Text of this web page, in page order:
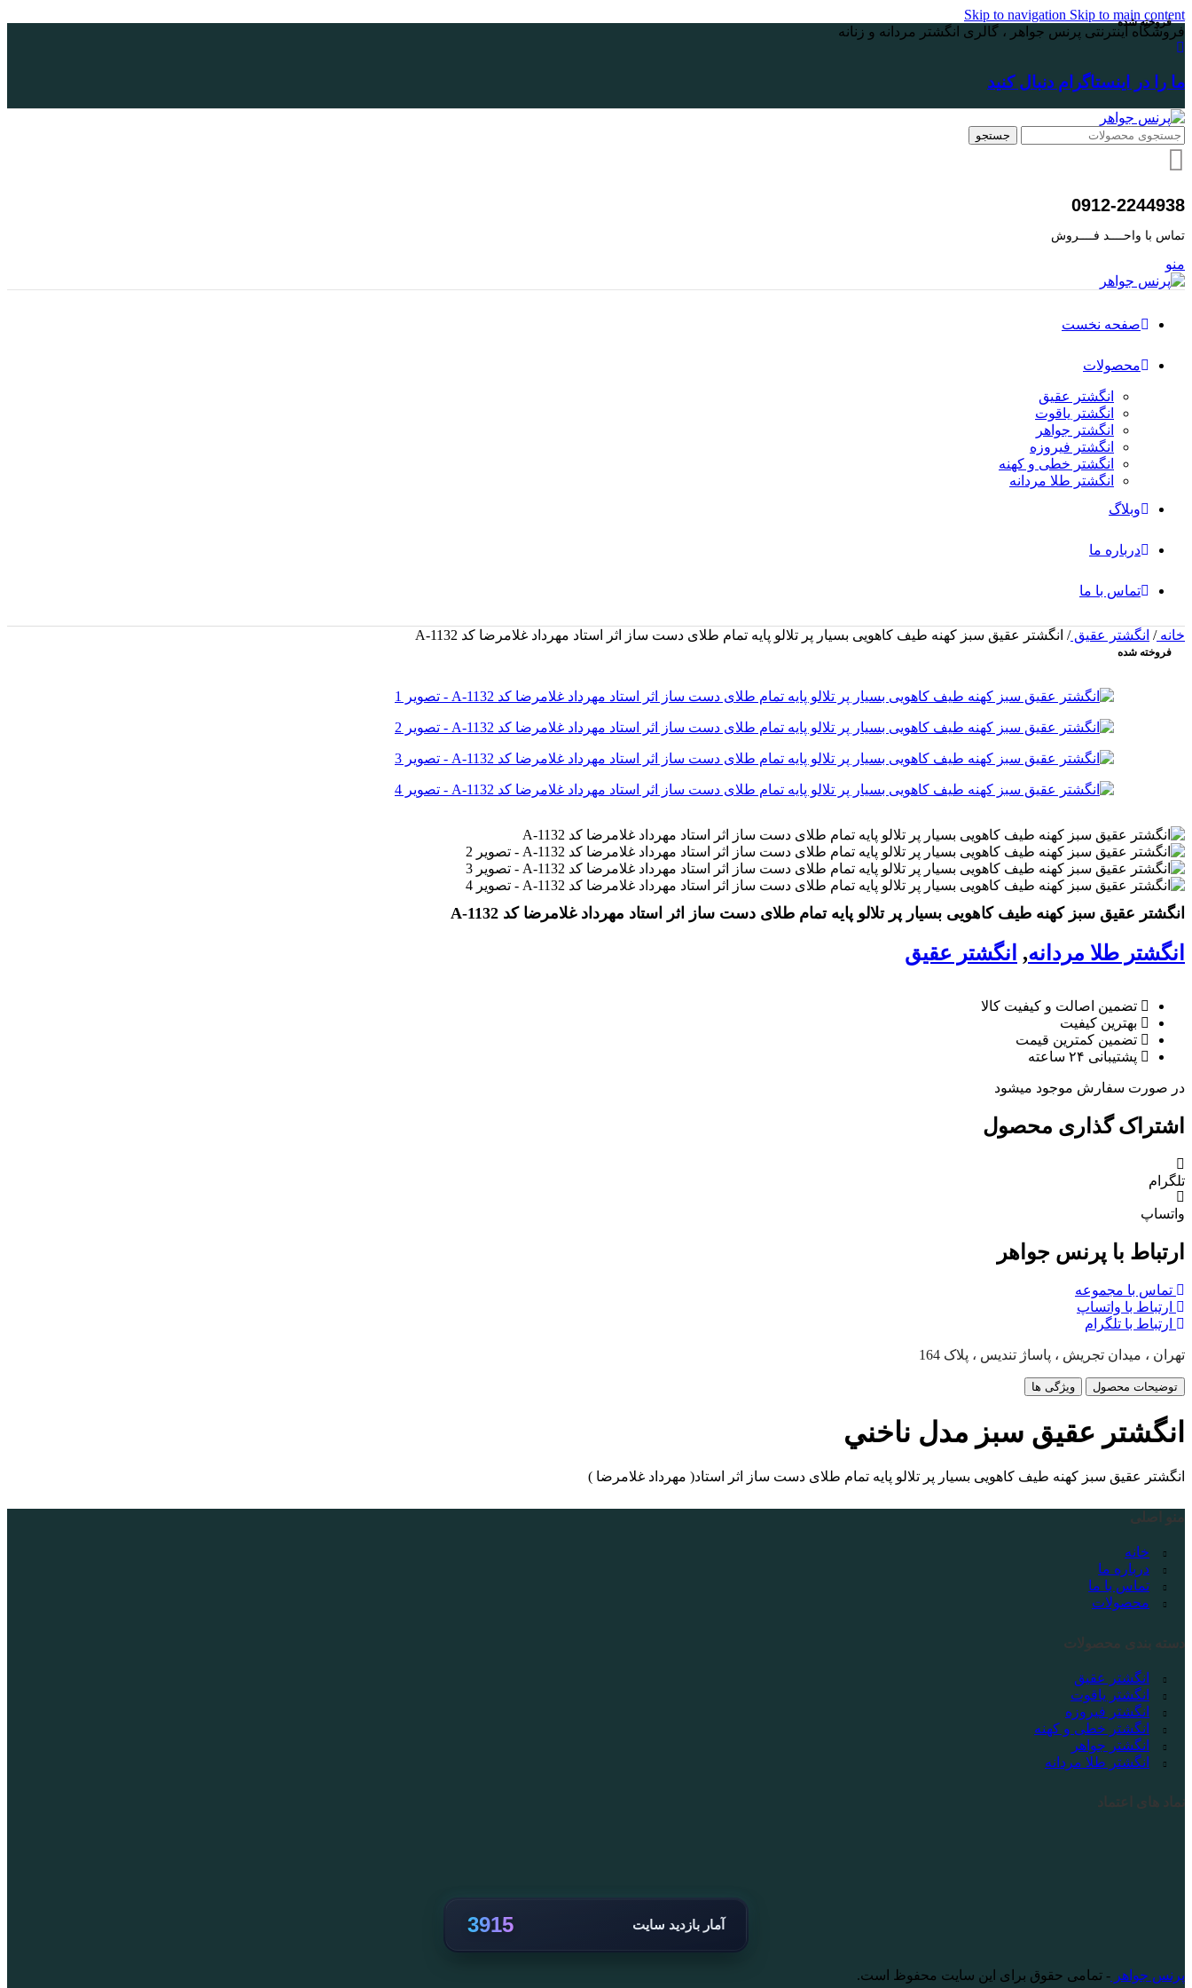
Skip to navigation Skip to main content
فروشگاه اینترنتی پرنس جواهر ، گالری انگشتر مردانه و زنانه
ما را در اینستاگرام دنبال کنید
جستجو
0912-2244938
تماس با واحــــد فــــروش
منو
صفحه نخست
محصولات
انگشتر عقیق
انگشتر یاقوت
انگشتر جواهر
انگشتر فیروزه
انگشتر خطی و کهنه
انگشتر طلا مردانه
وبلاگ
درباره ما
تماس با ما
خانه/ انگشتر عقیق/ انگشتر عقیق سبز کهنه طیف کاهویی بسیار پر تلالو پایه تمام طلای دست ساز اثر استاد مهرداد غلامرضا کد A-1132
فروخته شده
فروخته شده
انگشتر عقیق سبز کهنه طیف کاهویی بسیار پر تلالو پایه تمام طلای دست ساز اثر استاد مهرداد غلامرضا کد A-1132
انگشتر طلا مردانه, انگشتر عقیق
تضمین اصالت و کیفیت کالا
بهترین کیفیت
تضمین کمترین قیمت
پشتیبانی ۲۴ ساعته
در صورت سفارش موجود میشود
اشتراک گذاری محصول
تلگرام
واتساپ
ارتباط با پرنس جواهر
تماس با مجموعه
ارتباط با واتساپ
ارتباط با تلگرام
تهران ، میدان تجریش ، پاساژ تندیس ، پلاک 164
توضیحات محصول ویژگی ها
انگشتر عقیق سبز مدل ناخني
انگشتر عقیق سبز کهنه طیف کاهویی بسیار پر تلالو پایه تمام طلای دست ساز اثر استاد( مهرداد غلامرضا )
منو اصلی
خانه
درباره ما
تماس با ما
محصولات
دسته بندی محصولات
انگشتر عقیق
انگشتر یاقوت
انگشتر فیروزه
انگشتر خطی و کهنه
انگشتر جواهر
انگشتر طلا مردانه
نماد های اعتماد
آمار بازدید سایت 3915
پرنس جواهر - تمامی حقوق برای این سایت محفوظ است.